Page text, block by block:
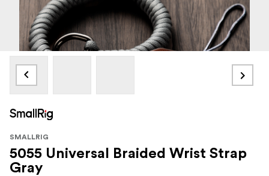
SMALLRIG
5055 Universal Braided Wrist Strap
Gray